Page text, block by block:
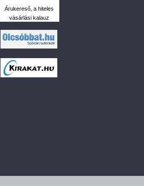
Árukereső, a hiteles
vásárlási kalauz